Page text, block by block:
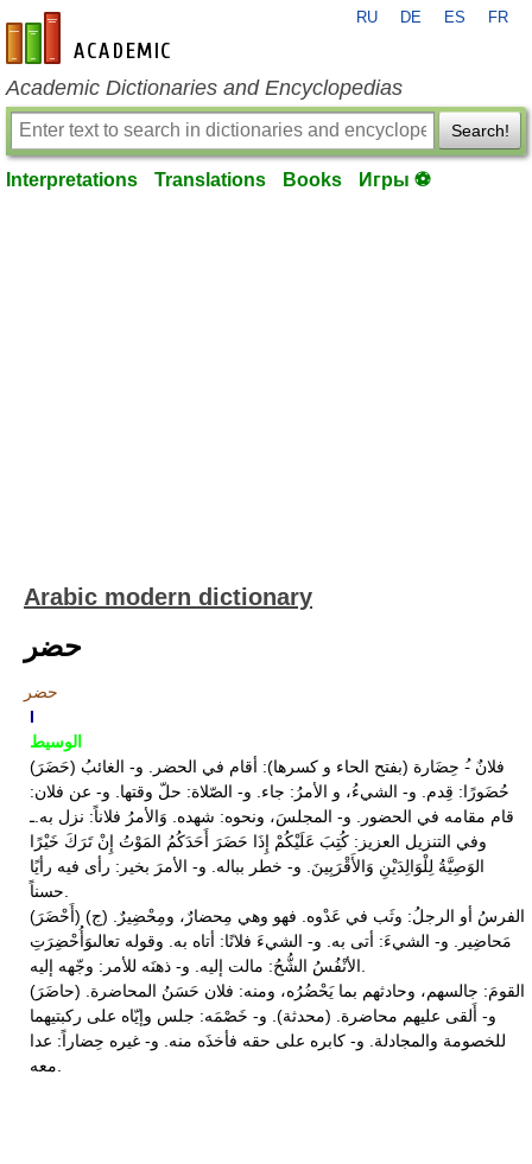
en-academic.com
RU DE ES FR
Academic Dictionaries and Encyclopedias
Search!
Interpretations Translations Books Игры ⚽
Arabic modern dictionary
حضر
حضر
I
الوسيط
(حَضَرَ) فلانٌ -ُ حِضَارة (بفتح الحاء و كسرها): أقام في الحضر. و- الغائبُ
حُضَورًا: قِدم. و- الشيءُ، و الأمرُ: جاء. و- الصّلاة: حلّ وقتها. و- عن فلان:
قام مقامه في الحضور. و- المجلسَ، ونحوه: شهده. وَالأمرُ فلاناً: نزل به.ـ
وفي التنزيل العزيز: كُتِبَ عَلَيْكُمْ إِذَا حَضَرَ أَحَدَكُمُ المَوْتُ إِنْ تَرَكَ خَيْرًا
الوَصِيَّةُ لِلْوَالِدَيْنِ وَالأَقْرَبِينَ. و- خطر بباله. و- الأمرَ بخير: رأى فيه رأيًا
(أَحْضَرَ) الفرسُ أو الرجلُ: وثَب في عَدْوه. فهو وهي مِحضارٌ، ومِحْضِيرٌ. (ج)
مَحاضِير. و- الشيءَ: أتى به. و- الشيءَ فلانًا: أتاه به. وقوله تعالىوَأُحْضِرَتِ
(حاضَرَ) القومَ: جالسهم، وحادثهم بما يَحْضُرُه، ومنه: فلان حَسَنُ المحاضرة.
و- أَلقى عليهم محاضرة. (محدثة). و- خَصْمَه: جلس وإيّاه على ركبتيهما
للخصومة والمجادلة. و- كابره على حقه فأخذَه منه. و- غيره حِضاراً: عدا